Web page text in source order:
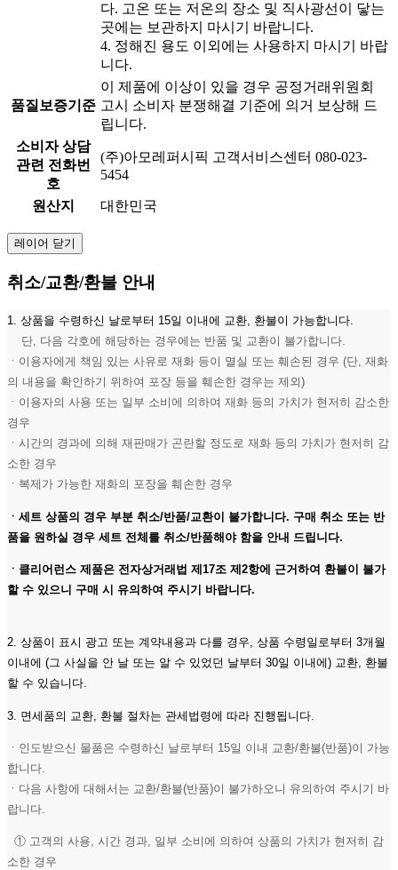
다. 고온 또는 저온의 장소 및 직사광선이 닿는
곳에는 보관하지 마시기 바랍니다.
4. 정해진 용도 이외에는 사용하지 마시기 바랍
니다.
품질보증기준
이 제품에 이상이 있을 경우 공정거래위원회
고시 소비자 분쟁해결 기준에 의거 보상해 드
립니다.
소비자 상담
관련 전화번
호
(주)아모레퍼시픽 고객서비스센터 080-023-
5454
원산지 대한민국
레이어 닫기
취소/교환/환불 안내
1. 상품을 수령하신 날로부터 15일 이내에 교환, 환불이 가능합니다.
단, 다음 각호에 해당하는 경우에는 반품 및 교환이 불가합니다.
ㆍ이용자에게 책임 있는 사유로 재화 등이 멸실 또는 훼손된 경우 (단, 재화
의 내용을 확인하기 위하여 포장 등을 훼손한 경우는 제외)
ㆍ이용자의 사용 또는 일부 소비에 의하여 재화 등의 가치가 현저히 감소한
경우
ㆍ시간의 경과에 의해 재판매가 곤란할 정도로 재화 등의 가치가 현저히 감
소한 경우
ㆍ복제가 가능한 재화의 포장을 훼손한 경우
ㆍ세트 상품의 경우 부분 취소/반품/교환이 불가합니다. 구매 취소 또는 반
품을 원하실 경우 세트 전체를 취소/반품해야 함을 안내 드립니다.
ㆍ클리어런스 제품은 전자상거래법 제17조 제2항에 근거하여 환불이 불가
할 수 있으니 구매 시 유의하여 주시기 바랍니다.
2. 상품이 표시 광고 또는 계약내용과 다를 경우, 상품 수령일로부터 3개월
이내에 (그 사실을 안 날 또는 알 수 있었던 날부터 30일 이내에) 교환, 환불
할 수 있습니다.
3. 면세품의 교환, 환불 절차는 관세법령에 따라 진행됩니다.
ㆍ인도받으신 물품은 수령하신 날로부터 15일 이내 교환/환불(반품)이 가능
합니다.
ㆍ다음 사항에 대해서는 교환/환불(반품)이 불가하오니 유의하여 주시기 바
랍니다.
① 고객의 사용, 시간 경과, 일부 소비에 의하여 상품의 가치가 현저히 감
소한 경우